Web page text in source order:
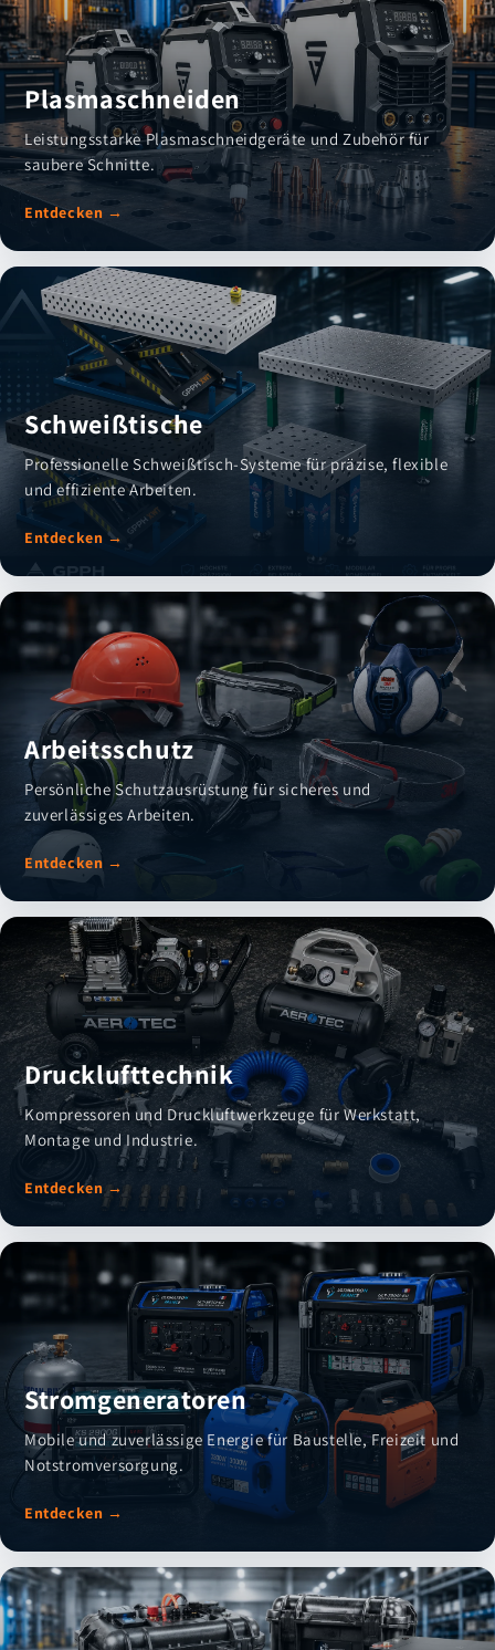
Plasmaschneiden
Leistungsstarke Plasmaschneidgeräte und Zubehör für
saubere Schnitte.
Entdecken →
Schweißtische
Professionelle Schweißtisch-Systeme für präzise, flexible
und effiziente Arbeiten.
Entdecken →
Arbeitsschutz
Persönliche Schutzausrüstung für sicheres und
zuverlässiges Arbeiten.
Entdecken →
Drucklufttechnik
Kompressoren und Druckluftwerkzeuge für Werkstatt,
Montage und Industrie.
Entdecken →
Stromgeneratoren
Mobile und zuverlässige Energie für Baustelle, Freizeit und
Notstromversorgung.
Entdecken →